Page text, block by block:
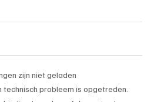
zijn niet geladen
probleem is opgetreden.